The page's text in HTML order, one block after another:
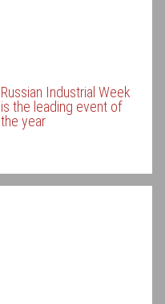
Russian Industrial Week
is the leading event of
the year